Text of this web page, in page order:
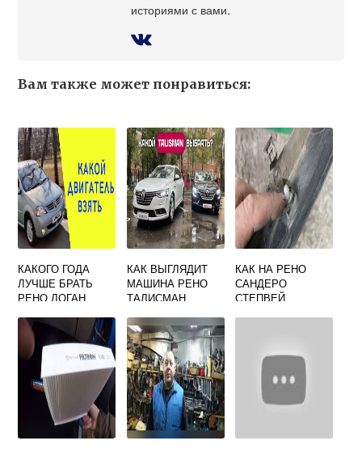
историями с вами.
Вам также может понравиться:
КАКОГО ГОДА
ЛУЧШЕ БРАТЬ
РЕНО ЛОГАН
КАК ВЫГЛЯДИТ
МАШИНА РЕНО
ТАЛИСМАН
КАК НА РЕНО
САНДЕРО
СТЕПВЕЙ